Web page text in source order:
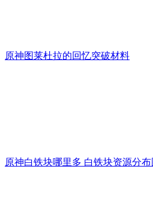
原神图莱杜拉的回忆突破材料
原神白铁块哪里多 白铁块资源分布